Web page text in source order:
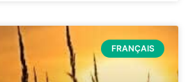
FRANÇAIS